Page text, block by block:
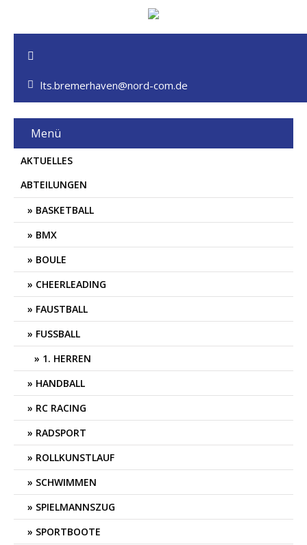
lts.bremerhaven@nord-com.de
Menü
AKTUELLES
ABTEILUNGEN
BASKETBALL
BMX
BOULE
CHEERLEADING
FAUSTBALL
FUSSBALL
1. HERREN
HANDBALL
RC RACING
RADSPORT
ROLLKUNSTLAUF
SCHWIMMEN
SPIELMANNSZUG
SPORTBOOTE